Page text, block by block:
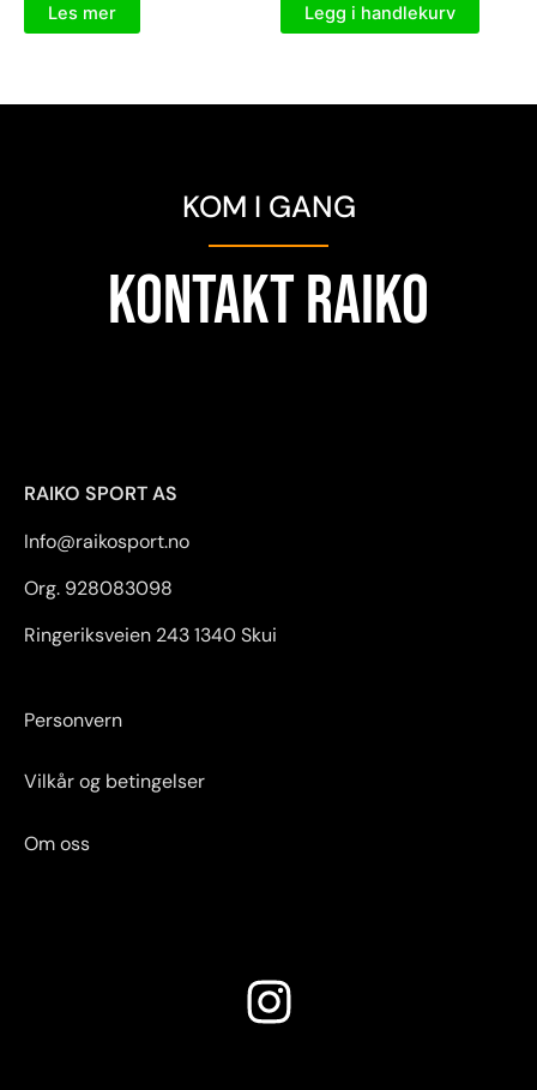
Les mer Legg i handlekurv
KOM I GANG
KONTAKT RAIKO
RAIKO SPORT AS
Info@raikosport.no
Org. 928083098
Ringeriksveien 243 1340 Skui
Personvern
Vilkår og betingelser
Om oss
I